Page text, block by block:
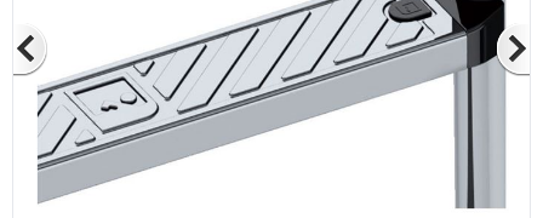
Betaş Cam Mozaik
Betaş Cam Mozik olarak tam zamanlı
meslektaşlar arıyoruz. Özgeçmişlerinizi